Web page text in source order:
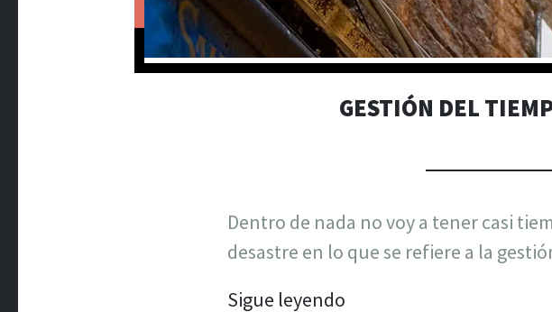
GESTIÓN DEL
Dentro de nada no voy a tener casi
desastre en lo que se refiere a la
Sigue leyendo